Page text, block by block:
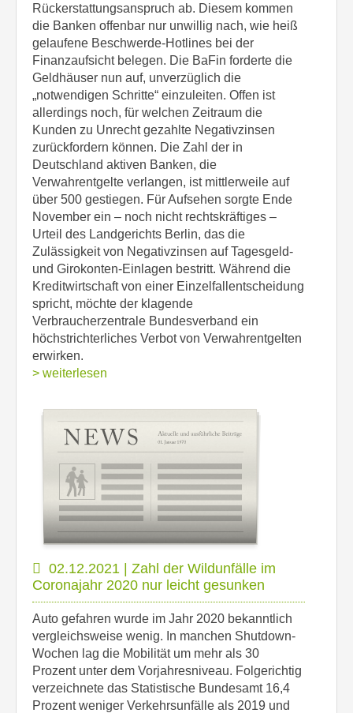
Rückerstattungsanspruch ab. Diesem kommen
die Banken offenbar nur unwillig nach, wie heiß
gelaufene Beschwerde-Hotlines bei der
Finanzaufsicht belegen. Die BaFin forderte die
Geldhäuser nun auf, unverzüglich die
„notwendigen Schritte“ einzuleiten. Offen ist
allerdings noch, für welchen Zeitraum die
Kunden zu Unrecht gezahlte Negativzinsen
zurückfordern können. Die Zahl der in
Deutschland aktiven Banken, die
Verwahrentgelte verlangen, ist mittlerweile auf
über 500 gestiegen. Für Aufsehen sorgte Ende
November ein – noch nicht rechtskräftiges –
Urteil des Landgerichts Berlin, das die
Zulässigkeit von Negativzinsen auf Tagesgeld-
und Girokonten-Einlagen bestritt. Während die
Kreditwirtschaft von einer Einzelfallentscheidung
spricht, möchte der klagende
Verbraucherzentrale Bundesverband ein
höchstrichterliches Verbot von Verwahrentgelten
erwirken.
> weiterlesen
02.12.2021 | Zahl der Wildunfälle im
Coronajahr 2020 nur leicht gesunken
Auto gefahren wurde im Jahr 2020 bekanntlich
vergleichsweise wenig. In manchen Shutdown-
Wochen lag die Mobilität um mehr als 30
Prozent unter dem Vorjahresniveau. Folgerichtig
verzeichnete das Statistische Bundesamt 16,4
Prozent weniger Verkehrsunfälle als 2019 und